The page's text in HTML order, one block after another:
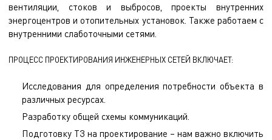
вентиляции, стоков и выбросов, проекты внутренних
энергоцентров и отопительных установок. Также работаем с
внутренними слаботочными сетями.
ПРОЦЕСС ПРОЕКТИРОВАНИЯ ИНЖЕНЕРНЫХ СЕТЕЙ ВКЛЮЧАЕТ:
Исследования для определения потребности объекта в
различных ресурсах.
Разработку общей схемы коммуникаций.
Подготовку ТЗ на проектирование – нам важно включить